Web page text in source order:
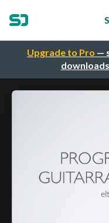
Upgrade to Pro —